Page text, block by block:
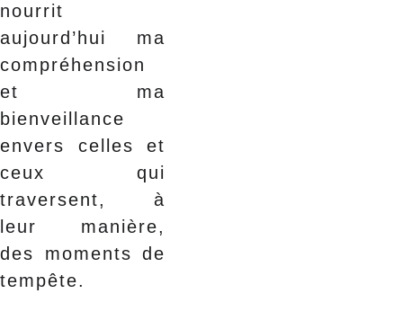
nourrit
aujourd’hui ma
compréhension
et ma
bienveillance
envers celles et
ceux qui
traversent, à
leur manière,
des moments de
tempête.